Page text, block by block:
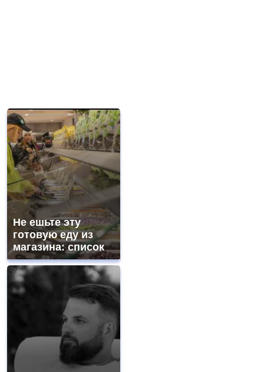
Не ешьте эту
готовую еду из
магазина: список